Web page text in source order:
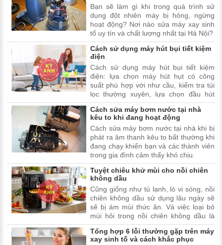
Bạn sẽ làm gì khi trong quá trình sử
dụng đột nhiên máy bị hỏng, ngừng
hoạt động? Nơi nào sửa máy xay sinh
tố uy tín và chất lượng nhất tại Hà Nội?
Cách sử dụng máy hút bụi tiết kiệm
điện
Cách sử dụng máy hút bụi tiết kiệm
điện: lựa chọn máy hút hụt có công
suất phù hợp với như cầu, kiểm tra túi
lọc thường xuyên, lựa chọn đầu hút
phù hợp....
Cách sửa máy bơm nước tại nhà
kêu to khi đang hoạt động
Cách sửa máy bơm nước tại nhà khi bị
phát ra âm thanh kêu to bất thường khi
đang chạy khiến bạn và các thành viên
trong gia đình cảm thấy khó chịu.
Tuyệt chiêu khử mùi cho nồi chiên
không dầu
Cũng giống như tủ lạnh, lò vi sóng, nồi
chiên không dầu sử dụng lâu ngày sẽ
sẽ bị ám mùi thức ăn. Và việc loại bỏ
mùi hôi trong nồi chiên không dầu là
một điều vô cùng cần thiết.
Tổng hợp 6 lỗi thường gặp trên máy
xay sinh tố và cách khắc phục